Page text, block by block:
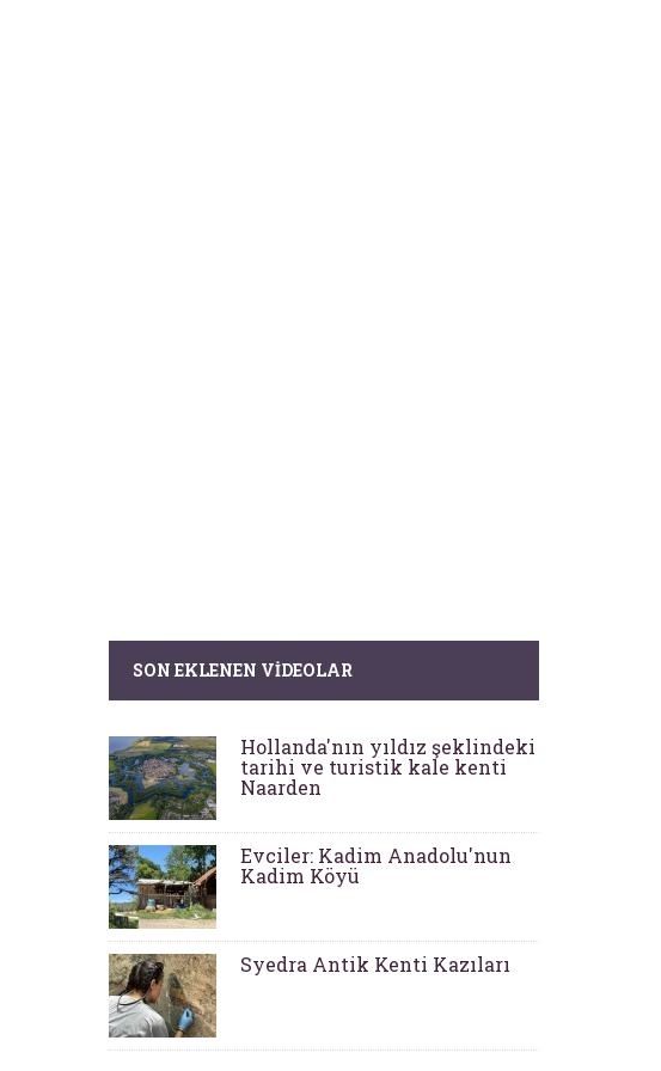
SON EKLENEN VIDEOLAR
Hollanda'nın yıldız şeklindeki
tarihi ve turistik kale kenti
Naarden
Evciler: Kadim Anadolu'nun
Kadim Köyü
Syedra Antik Kenti Kazıları